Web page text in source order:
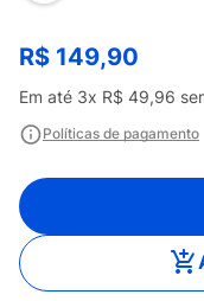
R$ 149,90
Em até 3x R$ 49,96
Políticas de pagamento